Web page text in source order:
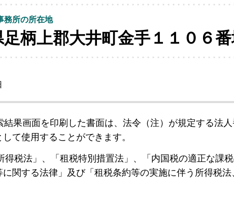
務所の所在地
柄上郡大井町金手１１０６
結果画面を印刷した書面は、法令（注）が規定する法
て使用することができます。
得税法」、「租税特別措置法」、「内国税の適正な課
に関する法律」及び「租税条約等の実施に伴う所得税